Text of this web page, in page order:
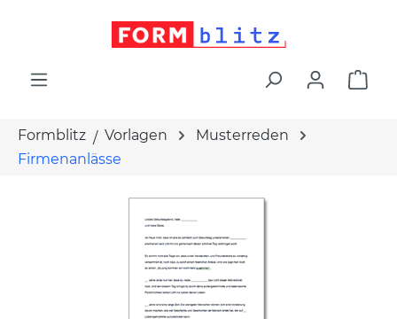
Formblitz Vorlagen
Musterreden
Firmenanlässe